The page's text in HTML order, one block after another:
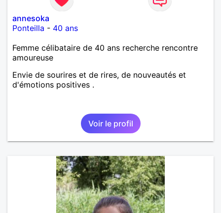
annesoka
Ponteilla - 40 ans
Femme célibataire de 40 ans recherche rencontre
amoureuse
Envie de sourires et de rires, de nouveautés et
d'émotions positives .
Voir le profil